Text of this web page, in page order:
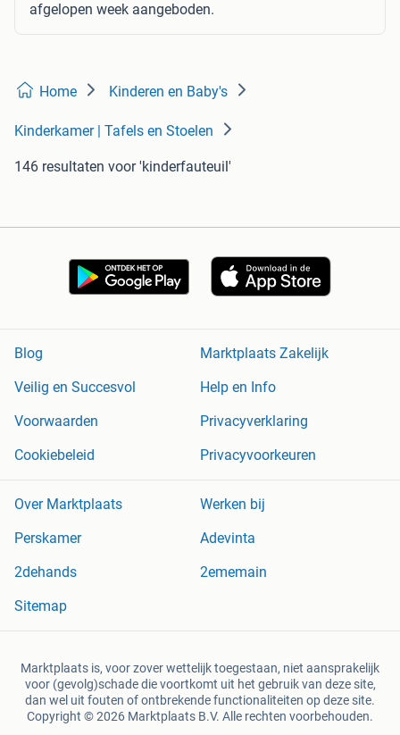
afgelopen week aangeboden.
Home Kinderen en Baby's
Kinderkamer | Tafels en Stoelen
146 resultaten voor 'kinderfauteuil'
Blog
Marktplaats Zakelijk
Veilig en Succesvol
Help en Info
Voorwaarden
Privacyverklaring
Cookiebeleid
Privacyvoorkeuren
Over Marktplaats
Werken bij
Perskamer
Adevinta
2dehands
2ememain
Sitemap
Marktplaats is, voor zover wettelijk toegestaan, niet aansprakelijk
voor (gevolg)schade die voortkomt uit het gebruik van deze site,
dan wel uit fouten of ontbrekende functionaliteiten op deze site.
Copyright © 2026 Marktplaats B.V. Alle rechten voorbehouden.